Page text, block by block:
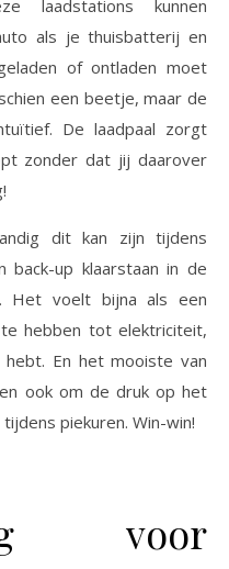
laadstations kunnen
als je thuisbatterij en
of ontladen moet
een beetje, maar de
De laadpaal zorgt
zonder dat jij daarover
dit kan zijn tijdens
back-up klaarstaan in de
Het voelt bijna als een
hebben tot elektriciteit,
En het mooiste van
ook om de druk op het
piekuren. Win-win!
voor